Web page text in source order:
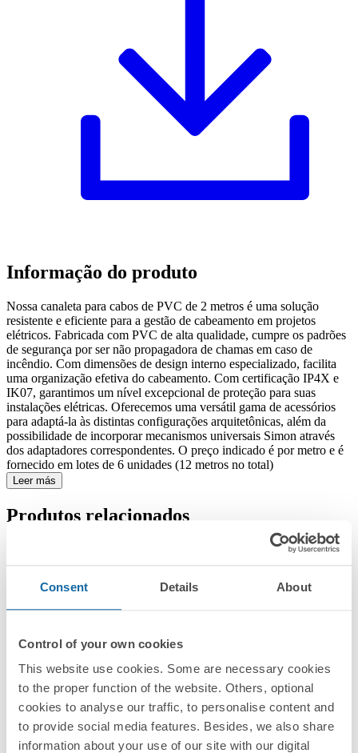
Consent Details About
Control of your own cookies
This website use cookies. Some are necessary cookies
to the proper function of the website. Others, optional
cookies to analyse our traffic, to personalise content and
to provide social media features. Besides, we also share
information about your use of our site with our digital
Informação do produto
Nossa canaleta para cabos de PVC de 2 metros é uma solução
resistente e eficiente para a gestão de cabeamento em projetos
elétricos. Fabricada com PVC de alta qualidade, cumpre os padrões
de segurança por ser não propagadora de chamas em caso de
incêndio. Com dimensões de design interno especializado, facilita
uma organização efetiva do cabeamento. Com certificação IP4X e
IK07, garantimos um nível excepcional de proteção para suas
instalações elétricas. Oferecemos uma versátil gama de acessórios
para adaptá-la às distintas configurações arquitetônicas, além da
possibilidade de incorporar mecanismos universais Simon através
dos adaptadores correspondentes. O preço indicado é por metro e é
fornecido em lotes de 6 unidades (12 metros no total)
Leer más
Produtos relacionados
TSA1605501
Acessório retentor para calha de PVC 160x55mm